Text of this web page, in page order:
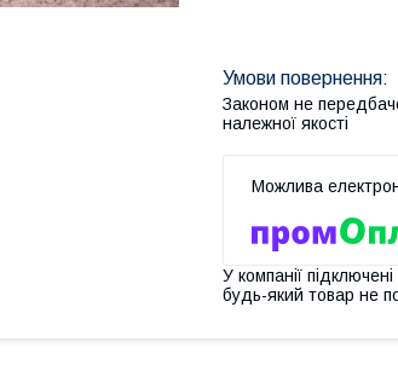
Законом не
належної якості
У компанії
будь-який товар не